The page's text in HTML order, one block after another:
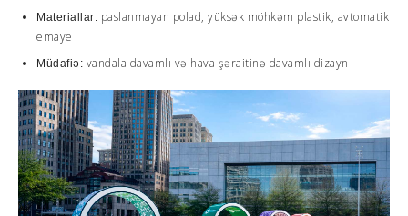
Materiallar: paslanmayan polad, yüksək möhkəm plastik, avtomatik
emaye
Müdafiə: vandala davamlı və hava şəraitinə davamlı dizayn